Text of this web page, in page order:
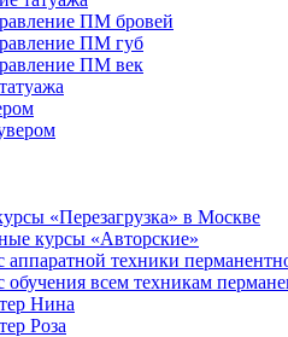
ПМ бровей
ПМ губ
ПМ век
«Перезагрузка» в Москве
курсы «Авторские»
аппаратной техники
обучения всем техникам
Нина
Роза